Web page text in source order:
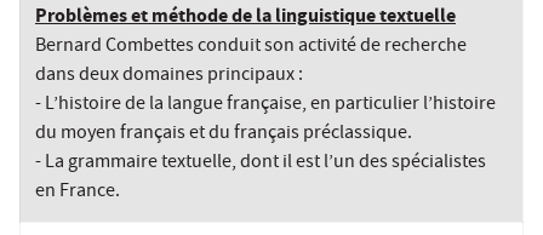
Problèmes et méthode de la linguistique textuelle
Bernard Combettes conduit son activité de recherche
dans deux domaines principaux :
- L’histoire de la langue française, en particulier l’histoire
du moyen français et du français préclassique.
- La grammaire textuelle, dont il est l’un des spécialistes
en France.